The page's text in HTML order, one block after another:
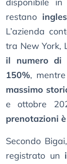
disponibile in
restano
L’azienda
tra New York,
il numero di
150%,
massimo
e ottobre
prenotazioni
Secondo
registrato un